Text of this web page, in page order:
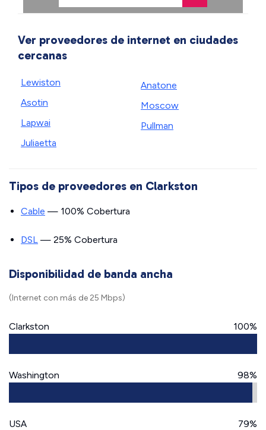
Ver proveedores de internet en ciudades
cercanas
Lewiston
Asotin
Lapwai
Juliaetta
Anatone
Moscow
Pullman
Tipos de proveedores en Clarkston
Cable — 100% Cobertura
DSL — 25% Cobertura
Disponibilidad de banda ancha
(Internet con más de 25 Mbps)
Clarkston 100%
Washington 98%
USA 79%